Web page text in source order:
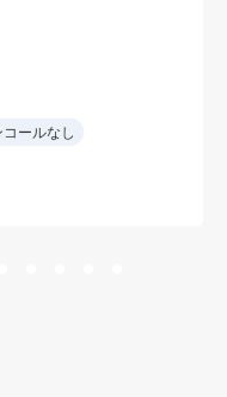
コールなし